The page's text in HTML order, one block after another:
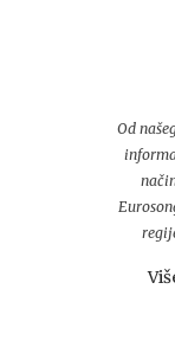
Od